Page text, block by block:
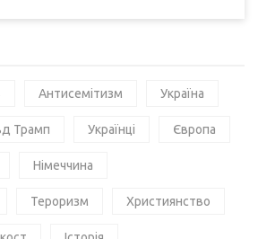
Антисемітизм Україна
Трамп Українці Європа
Німеччина
Тероризм Християнство